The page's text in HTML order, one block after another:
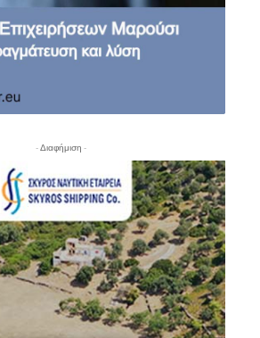
- Διαφήμιση -